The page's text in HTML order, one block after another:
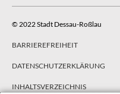
© 2022 Stadt Dessau-Roßlau
BARRIEREFREIHEIT
DATENSCHUTZERKLÄRUNG
INHALTSVERZEICHNIS